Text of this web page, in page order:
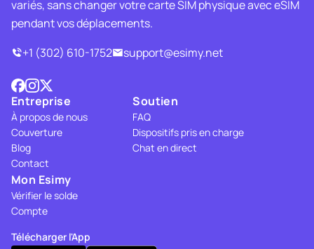
variés, sans changer votre carte SIM physique avec eSIM
pendant vos déplacements.
+1 (302) 610-1752
support@esimy.net
Entreprise
À propos de nous
Couverture
Blog
Contact
Soutien
FAQ
Dispositifs pris en charge
Chat en direct
Mon Esimy
Vérifier le solde
Compte
Télécharger l'App